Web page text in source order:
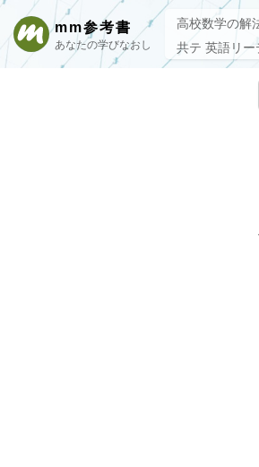
mm参考書
あなたの学びなおし
高校数学の解
共テ 英語リ